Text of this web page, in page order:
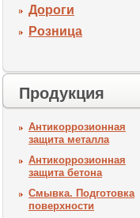
Дороги
Розница
Продукция
Антикоррозионная
защита металла
Антикоррозионная
защита бетона
Смывка. Подготовка
поверхности